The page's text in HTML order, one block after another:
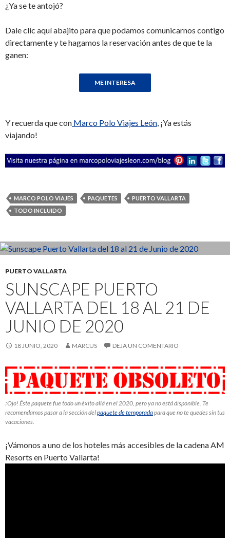
¿Ya se te antojó?
Dale clic aquí abajito para que podamos comunicarnos contigo
directamente y te hagamos la reservación antes de que te la
ganen:
Y recuerda que con Marco Polo Viajes León, ¡Ya estás
viajando!
MARCO POLO VIAJES PAQUETES
PUERTO VALLARTA
TODO INCLUIDO
PUERTO VALLARTA
SUNSCAPE PUERTO
VALLARTA DEL 18 AL 21 DE
JUNIO DE 2020
18 JUNIO, 2020 MARCUS DEJA UN COMENTARIO
¡Ojo! Éste paquete fue todo un éxito allá en el 2020, pero ya no está disponible. Te
recomendamos pasar a la sección delpaquete de temporadapara que no te quedes sin tus
vacaciones.
¡Vámonos a uno de los hoteles más accesibles de la cadena AM
Resorts en Puerto Vallarta!